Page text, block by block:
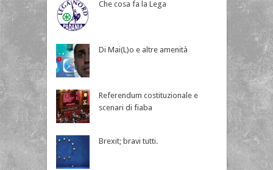
Che cosa fa la Lega
Di Mai(L)o e altre amenità
Referendum costituzionale e
scenari di fiaba
Brexit; bravi tutti.